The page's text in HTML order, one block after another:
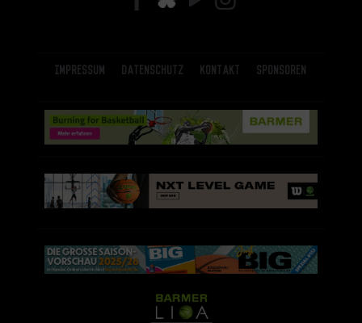
Impressum Datenschutz Kontakt Sponsoren